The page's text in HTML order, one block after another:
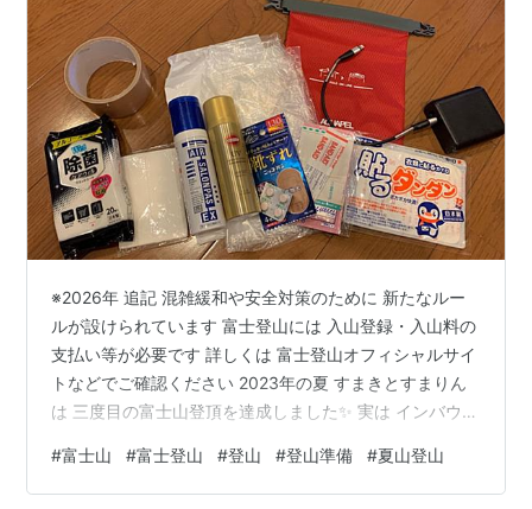
※2026年 追記 混雑緩和や安全対策のために 新たなルー
ルが設けられています 富士登山には 入山登録・入山料の
支払い等が必要です 詳しくは 富士登山オフィシャルサイ
トなどでご確認ください 2023年の夏 すまきとすまりん
は 三度目の富士山登頂を達成しました✨ 実は インバウン
報級の雷雨にたたられ登頂を断念 (>_<) 今年はコロナ禍
も終息に向かい 登山者数は激増なのだそう^^; 山小屋の
#富士山 #富士登山 #登山 #登山準備 #夏山登山